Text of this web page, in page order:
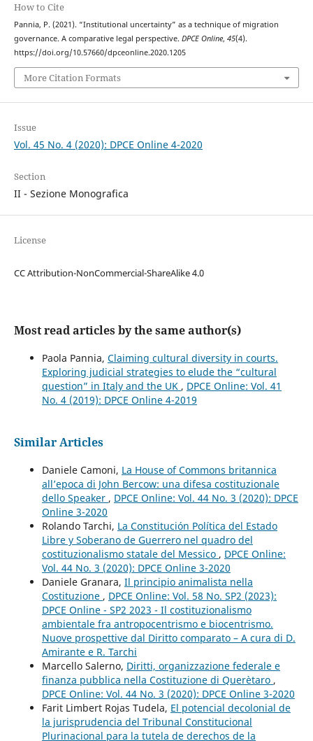
How to Cite
Pannia, P. (2021). “Institutional uncertainty” as a technique of migration
governance. A comparative legal perspective. DPCE Online, 45(4).
https://doi.org/10.57660/dpceonline.2020.1205
More Citation Formats
Issue
Vol. 45 No. 4 (2020): DPCE Online 4-2020
Section
II - Sezione Monografica
License
CC Attribution-NonCommercial-ShareAlike 4.0
Most read articles by the same author(s)
Paola Pannia, Claiming cultural diversity in courts.
Exploring judicial strategies to elude the “cultural
question” in Italy and the UK , DPCE Online: Vol. 41
No. 4 (2019): DPCE Online 4-2019
Similar Articles
Daniele Camoni, La House of Commons britannica
all’epoca di John Bercow: una difesa costituzionale
dello Speaker , DPCE Online: Vol. 44 No. 3 (2020): DPCE
Online 3-2020
Rolando Tarchi, La Constitución Política del Estado
Libre y Soberano de Guerrero nel quadro del
costituzionalismo statale del Messico , DPCE Online:
Vol. 44 No. 3 (2020): DPCE Online 3-2020
Daniele Granara, Il principio animalista nella
Costituzione , DPCE Online: Vol. 58 No. SP2 (2023):
DPCE Online - SP2 2023 - Il costituzionalismo
ambientale fra antropocentrismo e biocentrismo.
Nuove prospettive dal Diritto comparato – A cura di D.
Amirante e R. Tarchi
Marcello Salerno, Diritti, organizzazione federale e
finanza pubblica nella Costituzione di Querètaro ,
DPCE Online: Vol. 44 No. 3 (2020): DPCE Online 3-2020
Farit Limbert Rojas Tudela, El potencial decolonial de
la jurisprudencia del Tribunal Constitucional
Plurinacional para la tutela de derechos de la